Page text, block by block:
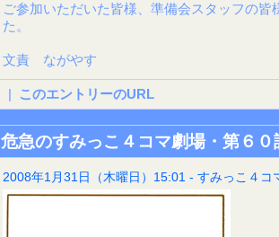
ご参加いただいた皆様、準備会スタッフの皆
た。
文責 ながやす
| このエントリーのURL
危急のすみっこ４コマ劇場・第６
2008年1月31日（木曜日）15:01 - すみっこ４コ